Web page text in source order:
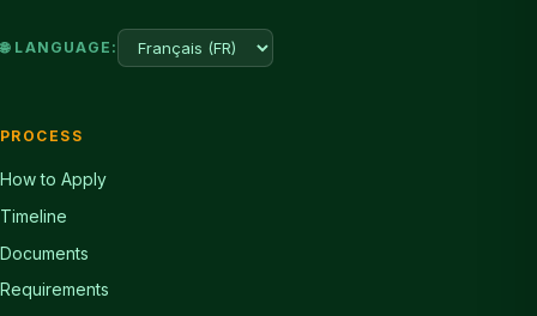
🌐 LANGUAGE:
PROCESS
How to Apply
Timeline
Documents
Requirements